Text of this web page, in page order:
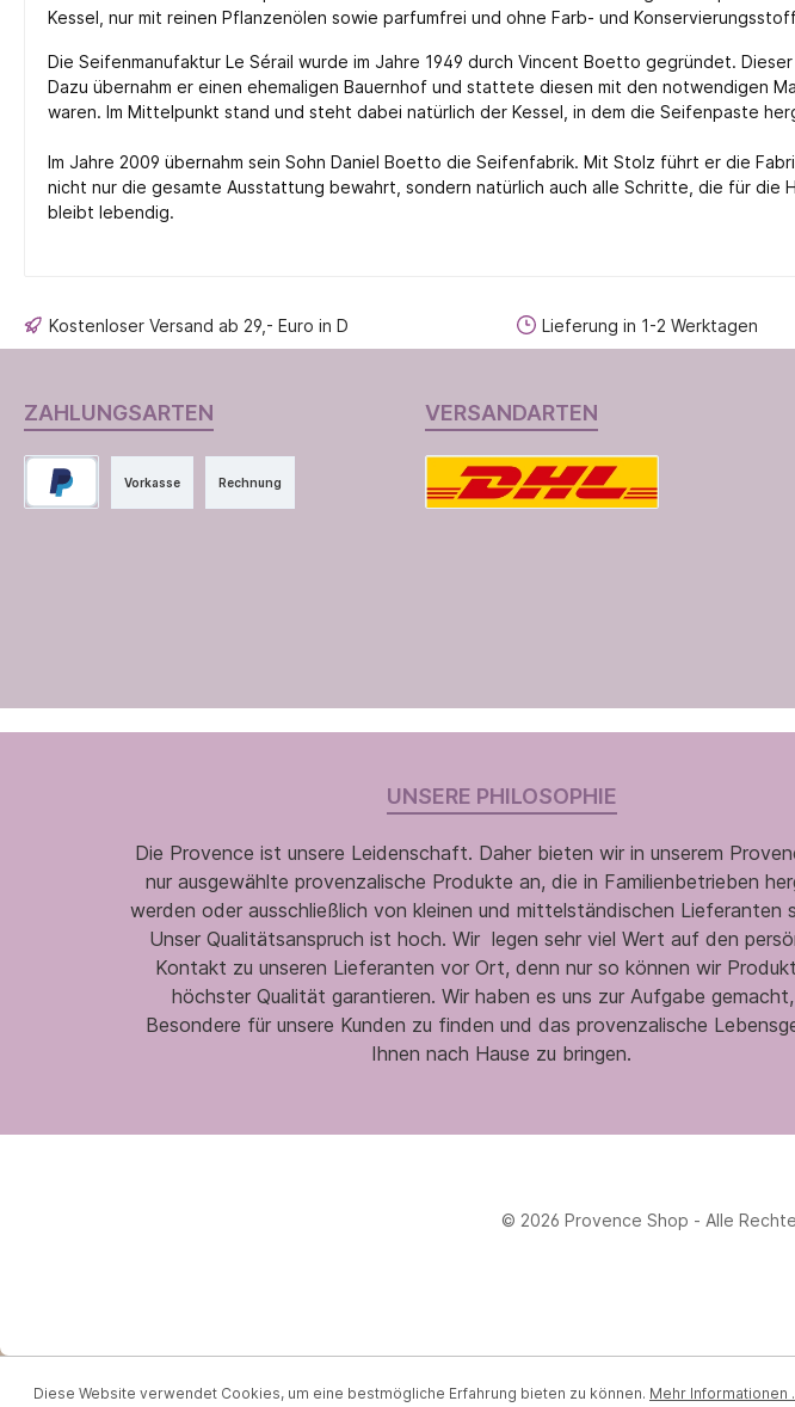
Kessel, nur mit reinen Pflanzenölen sowie parfumfrei und ohne Farb- und
Die Seifenmanufaktur Le Sérail wurde im Jahre 1949 durch Vincent Boetto gegründet.
Dazu übernahm er einen ehemaligen Bauernhof und stattete diesen mit den notwendigen
waren. Im Mittelpunkt stand und steht dabei natürlich der Kessel, in dem die Seifenpaste
Im Jahre 2009 übernahm sein Sohn Daniel Boetto die Seifenfabrik. Mit Stolz führt er die
nicht nur die gesamte Ausstattung bewahrt, sondern natürlich auch alle Schritte, die für
bleibt lebendig.
Kostenloser Versand ab 29,- Euro in D Lieferung in 1-2 Werktagen
ZAHLUNGSARTEN
Vorkasse Rechnung
VERSANDARTEN
UNSERE PHILOSOPHIE
Die Provence ist unsere Leidenschaft. Daher bieten wir in unserem
nur ausgewählte provenzalische Produkte an, die in Familienbetrieben
werden oder ausschließlich von kleinen und mittelständischen Lieferanten
Unser Qualitätsanspruch ist hoch. Wir legen sehr viel Wert auf den
Kontakt zu unseren Lieferanten vor Ort, denn nur so können wir
höchster Qualität garantieren. Wir haben es uns zur Aufgabe
Besondere für unsere Kunden zu finden und das provenzalische
Ihnen nach Hause zu bringen.
© 2026 Provence Shop - Alle
Diese Website verwendet Cookies, um eine bestmögliche Erfahrung bieten zu können. Mehr Informationen